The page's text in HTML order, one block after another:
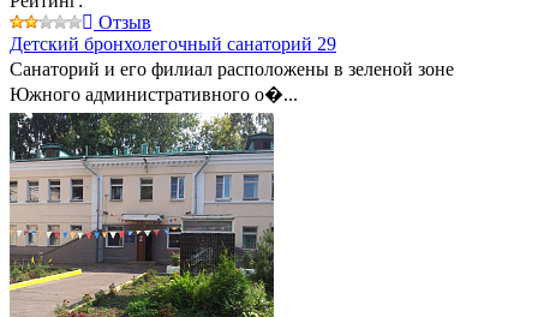
Отзыв
Детский бронхолегочный санаторий 29
Санаторий и его филиал расположены в зеленой зоне
Южного административного о�...